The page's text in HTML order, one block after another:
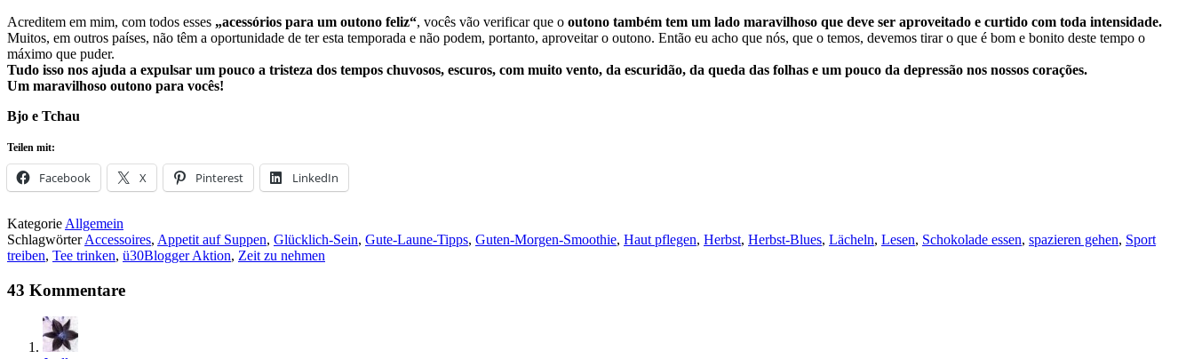
Acreditem em mim, com todos esses „acessórios para um outono feliz“, vocês vão verificar que o outono também tem um lado maravilhoso que deve ser aproveitado e curtido com toda intensidade.
Muitos, em outros países, não têm a oportunidade de ter esta temporada e não podem, portanto, aproveitar o outono. Então eu acho que nós, que o temos, devemos tirar o que é bom e bonito deste tempo o
máximo que puder.
Tudo isso nos ajuda a expulsar um pouco a tristeza dos tempos chuvosos, escuros, com muito vento, da escuridão, da queda das folhas e um pouco da depressão nos nossos corações.
Um maravilhoso outono para vocês!
Bjo e Tchau
Teilen mit:
Facebook X Pinterest LinkedIn
Kategorie Allgemein
SchlagwörterAccessoires, Appetit auf Suppen, Glücklich-Sein, Gute-Laune-Tipps, Guten-Morgen-Smoothie, Haut pflegen, Herbst, Herbst-Blues, Lächeln, Lesen, Schokolade essen, spazieren gehen, Sport
treiben, Tee trinken, ü30Blogger Aktion, Zeit zu nehmen
43 Kommentare